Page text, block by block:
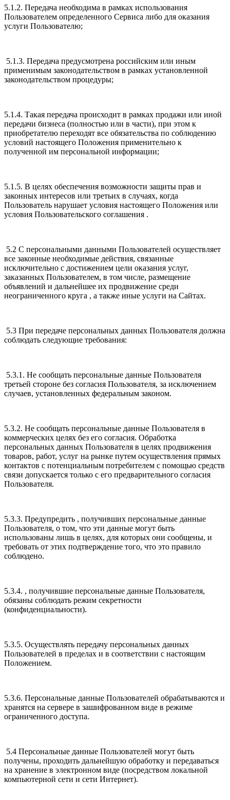
5.1.2. Передача необходима в рамках использования
Пользователем определенного Сервиса либо для оказания
услуги Пользователю;
5.1.3. Передача предусмотрена российским или иным
применимым законодательством в рамках установленной
законодательством процедуры;
5.1.4. Такая передача происходит в рамках продажи или иной
передачи бизнеса (полностью или в части), при этом к
приобретателю переходят все обязательства по соблюдению
условий настоящего Положения применительно к
полученной им персональной информации;
5.1.5. В целях обеспечения возможности защиты прав и
законных интересов или третьих в случаях, когда
Пользователь нарушает условия настоящего Положения или
условия Пользовательского соглашения .
5.2 С персональными данными Пользователей осуществляет
все законные необходимые действия, связанные
исключительно с достижением цели оказания услуг,
заказанных Пользователем, в том числе, размещение
объявлений и дальнейшее их продвижение среди
неограниченного круга , а также иные услуги на Сайтах.
5.3 При передаче персональных данных Пользователя должна
соблюдать следующие требования:
5.3.1. Не сообщать персональные данные Пользователя
третьей стороне без согласия Пользователя, за исключением
случаев, установленных федеральным законом.
5.3.2. Не сообщать персональные данные Пользователя в
коммерческих целях без его согласия. Обработка
персональных данных Пользователя в целях продвижения
товаров, работ, услуг на рынке путем осуществления прямых
контактов с потенциальным потребителем с помощью средств
связи допускается только с его предварительного согласия
Пользователя.
5.3.3. Предупредить , получивших персональные данные
Пользователя, о том, что эти данные могут быть
использованы лишь в целях, для которых они сообщены, и
требовать от этих подтверждение того, что это правило
соблюдено.
5.3.4. , получившие персональные данные Пользователя,
обязаны соблюдать режим секретности
(конфиденциальности).
5.3.5. Осуществлять передачу персональных данных
Пользователей в пределах и в соответствии с настоящим
Положением.
5.3.6. Персональные данные Пользователей обрабатываются и
хранятся на сервере в зашифрованном виде в режиме
ограниченного доступа.
5.4 Персональные данные Пользователей могут быть
получены, проходить дальнейшую обработку и передаваться
на хранение в электронном виде (посредством локальной
компьютерной сети и сети Интернет).